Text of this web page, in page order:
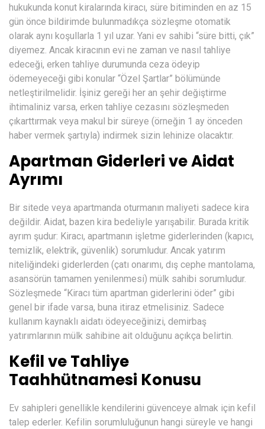
hukukunda konut kiralarında kiracı, süre bitiminden en az 15
gün önce bildirimde bulunmadıkça sözleşme otomatik
olarak aynı koşullarla 1 yıl uzar. Yani ev sahibi “süre bitti, çık”
diyemez. Ancak kiracının evi ne zaman ve nasıl tahliye
edeceği, erken tahliye durumunda ceza ödeyip
ödemeyeceği gibi konular “Özel Şartlar” bölümünde
netleştirilmelidir. İşiniz gereği her an şehir değiştirme
ihtimaliniz varsa, erken tahliye cezasını sözleşmeden
çıkarttırmak veya makul bir süreye (örneğin 1 ay önceden
haber vermek şartıyla) indirmek sizin lehinize olacaktır.
Apartman Giderleri ve Aidat
Ayrımı
Bir sitede veya apartmanda oturmanın maliyeti sadece kira
değildir. Aidat, bazen kira bedeliyle yarışabilir. Burada kritik
ayrım şudur: Kiracı, apartmanın işletme giderlerinden (kapıcı,
temizlik, elektrik, güvenlik) sorumludur. Ancak yatırım
niteliğindeki giderlerden (çatı onarımı, dış cephe mantolama,
asansörün tamamen yenilenmesi) mülk sahibi sorumludur.
Sözleşmede “Kiracı tüm apartman giderlerini öder” gibi
genel bir ifade varsa, buna itiraz etmelisiniz. Sadece
kullanım kaynaklı aidatı ödeyeceğinizi, demirbaş
yatırımlarının mülk sahibine ait olduğunu açıkça belirtin.
Kefil ve Tahliye
Taahhütnamesi Konusu
Ev sahipleri genellikle kendilerini güvenceye almak için kefil
talep ederler. Kefilin sorumluluğunun hangi süreyle ve hangi